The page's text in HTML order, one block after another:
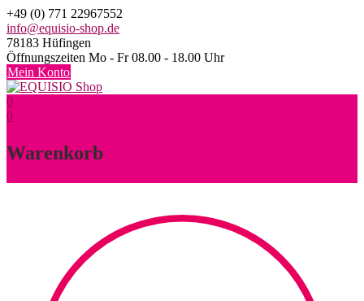
Skip
to
content
+49 (0) 771 22967552
info@equisio-shop.de
78183 Hüfingen
Öffnungszeiten Mo - Fr 08.00 - 18.00 Uhr
Mein Konto
0
0
Warenkorb